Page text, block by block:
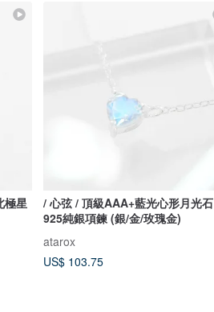
極星
/ 心弦 / 頂級AAA+藍光心形月光石
925純銀項鍊 (銀/金/玫瑰金)
atarox
US$ 103.75